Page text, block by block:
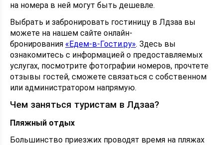
на номера в ней могут быть дешевле.
Выбрать и забронировать гостиницу в Лдзаа вы
можете на нашем сайте онлайн-
бронирования «Едем-в-Гости.ру». Здесь вы
ознакомитесь с информацией о предоставляемых
услугах, посмотрите фотографии номеров, прочтете
отзывы гостей, сможете связаться с собственном
или администратором напрямую.
Чем заняться туристам в Лдзаа?
Пляжный отдых
Большинство приезжих проводят время на пляжах